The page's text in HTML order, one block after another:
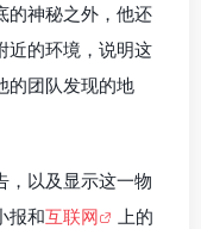
的神秘之外，他还
近的环境，说明这
的团队发现的地
，以及显示这一物
报和互联网
上的